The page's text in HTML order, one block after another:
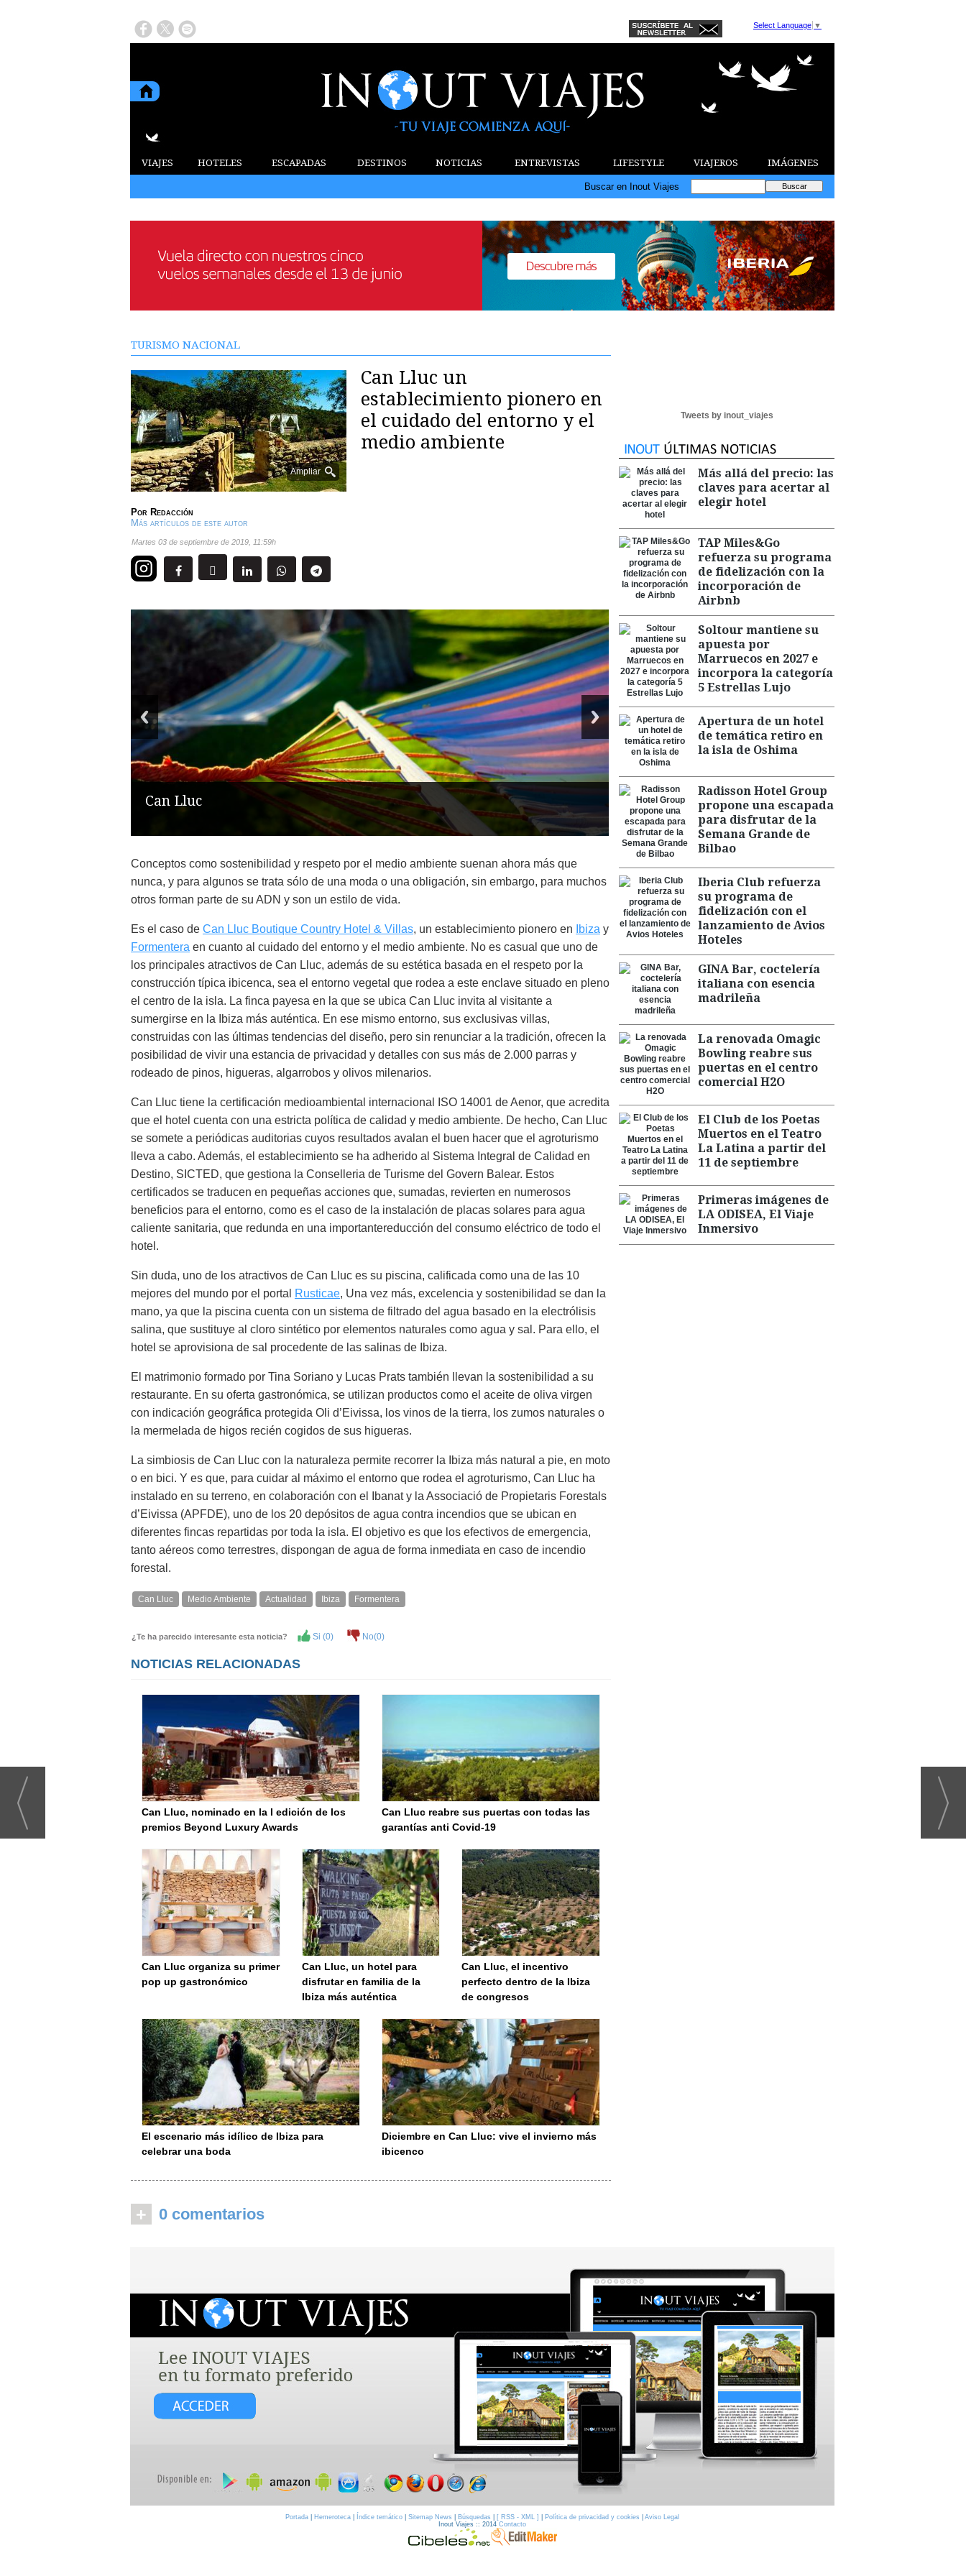
Select Language ▼
VIAJES HOTELES ESCAPADAS DESTINOS NOTICIAS ENTREVISTAS LIFESTYLE VIAJEROS IMÁGENES
Buscar en Inout Viajes
TURISMO NACIONAL
Ampliar
Can Lluc un
establecimiento pionero en
el cuidado del entorno y el
medio ambiente
Por Redacción
Más artículos de este autor
martes 03 de septiembre de 2019 11:59h
Can Lluc
Conceptos como sostenibilidad y respeto por el medio ambiente suenan ahora más que
nunca, y para algunos se trata sólo de una moda o una obligación, sin embargo, para muchos
otros forman parte de su ADN y son un estilo de vida.
Es el caso de Can Lluc Boutique Country Hotel & Villas, un establecimiento pionero en Ibiza y
Formentera en cuanto al cuidado del entorno y el medio ambiente. No es casual que uno de
los principales atractivos de Can Lluc, además de su estética basada en el respeto por la
construcción típica ibicenca, sea el entorno vegetal que rodea a este enclave situado en pleno
el centro de la isla. La finca payesa en la que se ubica Can Lluc invita al visitante a
sumergirse en la Ibiza más auténtica. En ese mismo entorno, sus exclusivas villas,
construidas con las últimas tendencias del diseño, pero sin renunciar a la tradición, ofrecen la
posibilidad de vivir una estancia de privacidad y detalles con sus más de 2.000 parras y
rodeado de pinos, higueras, algarrobos y olivos milenarios.
Can Lluc tiene la certificación medioambiental internacional ISO 14001 de Aenor, que acredita
que el hotel cuenta con una estricta política de calidad y medio ambiente. De hecho, Can Lluc
se somete a periódicas auditorias cuyos resultados avalan el buen hacer que el agroturismo
lleva a cabo. Además, el establecimiento se ha adherido al Sistema Integral de Calidad en
Destino, SICTED, que gestiona la Conselleria de Turisme del Govern Balear. Estos
certificados se traducen en pequeñas acciones que, sumadas, revierten en numerosos
beneficios para el entorno, como es el caso de la instalación de placas solares para agua
caliente sanitaria, que redunda en una importantereducción del consumo eléctrico de todo el
hotel.
Sin duda, uno de los atractivos de Can Lluc es su piscina, calificada como una de las 10
mejores del mundo por el portal Rusticae, Una vez más, excelencia y sostenibilidad se dan la
mano, ya que la piscina cuenta con un sistema de filtrado del agua basado en la electrólisis
salina, que sustituye al cloro sintético por elementos naturales como agua y sal. Para ello, el
hotel se aprovisiona de sal procedente de las salinas de Ibiza.
El matrimonio formado por Tina Soriano y Lucas Prats también llevan la sostenibilidad a su
restaurante. En su oferta gastronómica, se utilizan productos como el aceite de oliva virgen
con indicación geográfica protegida Oli d’Eivissa, los vinos de la tierra, los zumos naturales o
la mermelada de higos recién cogidos de sus higueras.
La simbiosis de Can Lluc con la naturaleza permite recorrer la Ibiza más natural a pie, en moto
o en bici. Y es que, para cuidar al máximo el entorno que rodea el agroturismo, Can Lluc ha
instalado en su terreno, en colaboración con el Ibanat y la Associació de Propietaris Forestals
d’Eivissa (APFDE), uno de los 20 depósitos de agua contra incendios que se ubican en
diferentes fincas repartidas por toda la isla. El objetivo es que los efectivos de emergencia,
tanto aéreos como terrestres, dispongan de agua de forma inmediata en caso de incendio
forestal.
Can Lluc Medio Ambiente Actualidad Ibiza Formentera
¿Te ha parecido interesante esta noticia? Si (0) No(0)
NOTICIAS RELACIONADAS
Can Lluc, nominado en la I edición de los
premios Beyond Luxury Awards
Can Lluc reabre sus puertas con todas las
garantías anti Covid-19
Can Lluc organiza su primer
pop up gastronómico
Can Lluc, un hotel para
disfrutar en familia de la
Ibiza más auténtica
Can Lluc, el incentivo
perfecto dentro de la Ibiza
de congresos
El escenario más idílico de Ibiza para
celebrar una boda
Diciembre en Can Lluc: vive el invierno más
ibicenco
+ 0 comentarios
Tweets by inout_viajes
Más allá del precio: las
claves para acertar al
elegir hotel
TAP Miles&Go
refuerza su programa
de fidelización con la
incorporación de
Airbnb
Soltour mantiene su
apuesta por
Marruecos en 2027 e
incorpora la categoría
5 Estrellas Lujo
Apertura de un hotel
de temática retiro en
la isla de Oshima
Radisson Hotel Group
propone una escapada
para disfrutar de la
Semana Grande de
Bilbao
Iberia Club refuerza
su programa de
fidelización con el
lanzamiento de Avios
Hoteles
GINA Bar, coctelería
italiana con esencia
madrileña
La renovada Omagic
Bowling reabre sus
puertas en el centro
comercial H2O
El Club de los Poetas
Muertos en el Teatro
La Latina a partir del
11 de septiembre
Primeras imágenes de
LA ODISEA, El Viaje
Inmersivo
Portada Hemeroteca Índice temático Sitemap News Búsquedas [ RSS - XML ] Política de privacidad y cookies
Aviso Legal
Inout Viajes :: 2014 Contacto